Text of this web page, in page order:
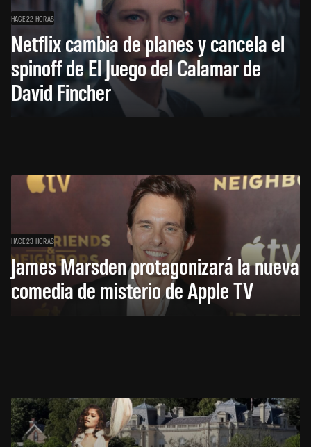
HACE 22 HORAS
Netflix cambia de planes y cancela el
spinoff de El Juego del Calamar de
David Fincher
HACE 23 HORAS
James Marsden protagonizará la nueva
comedia de misterio de Apple TV